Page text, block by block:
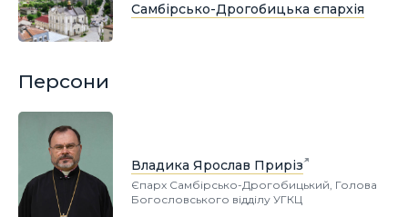
Самбірсько-Дрогобицька єпархія
Персони
Владика Ярослав Приріз
Єпарх Самбірсько-Дрогобицький, Голова
Богословського відділу УГКЦ